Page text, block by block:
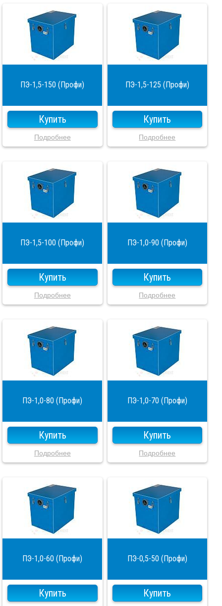
ПЭ-1,5-150 (Профи)
Купить
Подробнее
ПЭ-1,5-125 (Профи)
Купить
Подробнее
ПЭ-1,5-100 (Профи)
Купить
Подробнее
ПЭ-1,0-90 (Профи)
Купить
Подробнее
ПЭ-1,0-80 (Профи)
Купить
Подробнее
ПЭ-1,0-70 (Профи)
Купить
Подробнее
ПЭ-1,0-60 (Профи)
Купить
ПЭ-0,5-50 (Профи)
Купить